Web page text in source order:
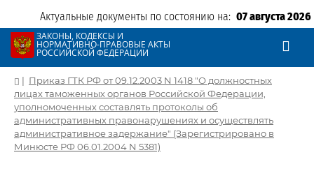
Актуальные документы по состоянию на: 07 августа 2026
ЗАКОНЫ, КОДЕКСЫ И
НОРМАТИВНО-ПРАВОВЫЕ АКТЫ
РОССИЙСКОЙ ФЕДЕРАЦИИ
| Приказ ГТК РФ от 09.12.2003 N 1418 "О должностных
лицах таможенных органов Российской Федерации,
уполномоченных составлять протоколы об
административных правонарушениях и осуществлять
административное задержание" (Зарегистрировано в
Минюсте РФ 06.01.2004 N 5381)